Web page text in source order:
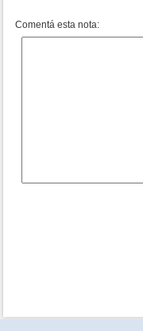
Comentá esta nota: